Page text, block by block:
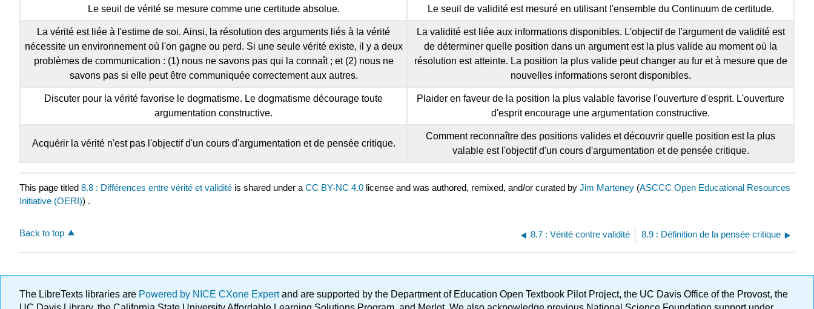
Le seuil de vérité se mesure comme une certitude absolue. Le seuil de validité est mesuré en utilisant l'ensemble du Continuum de certitude.
La vérité est liée à l'estime de soi. Ainsi, la résolution des arguments liés à la vérité
nécessite un environnement où l'on gagne ou perd. Si une seule vérité existe, il y a deux
problèmes de communication : (1) nous ne savons pas qui la connaît ; et (2) nous ne
savons pas si elle peut être communiquée correctement aux autres.
La validité est liée aux informations disponibles. L'objectif de l'argument de validité est
de déterminer quelle position dans un argument est la plus valide au moment où la
résolution est atteinte. La position la plus valide peut changer au fur et à mesure que de
nouvelles informations seront disponibles.
Discuter pour la vérité favorise le dogmatisme. Le dogmatisme décourage toute
argumentation constructive.
Plaider en faveur de la position la plus valable favorise l'ouverture d'esprit. L'ouverture
d'esprit encourage une argumentation constructive.
Acquérir la vérité n'est pas l'objectif d'un cours d'argumentation et de pensée critique.
Comment reconnaître des positions valides et découvrir quelle position est la plus
valable est l'objectif d'un cours d'argumentation et de pensée critique.
This page titled 8.8 : Différences entre vérité et validité is shared under a CC BY-NC 4.0 license and was authored, remixed, and/or curated by Jim Marteney (ASCCC Open Educational Resources
Initiative (OERI)) .
Back to top 8.7 : Vérité contre validité 8.9 : Définition de la pensée critique
The LibreTexts libraries are Powered by NICE CXone Expertand are supported by the Department of Education Open Textbook Pilot Project, the UC Davis Office of the Provost, the